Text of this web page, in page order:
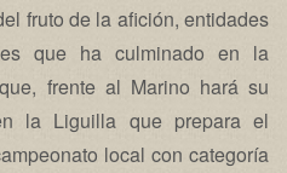
fruto de la afición, entidades
que ha culminado en la
frente al Marino hará su
la Liguilla que prepara el
local con categoría